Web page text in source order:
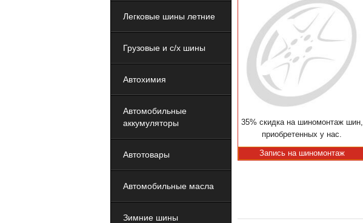
Легковые шины летние
Грузовые и с/х шины
Автохимия
Автомобильные
аккумуляторы
Автотовары
Автомобильные масла
Зимние шины
35% скидка на шиномонтаж шин,
приобретенных у нас.
Запись на шиномонтаж